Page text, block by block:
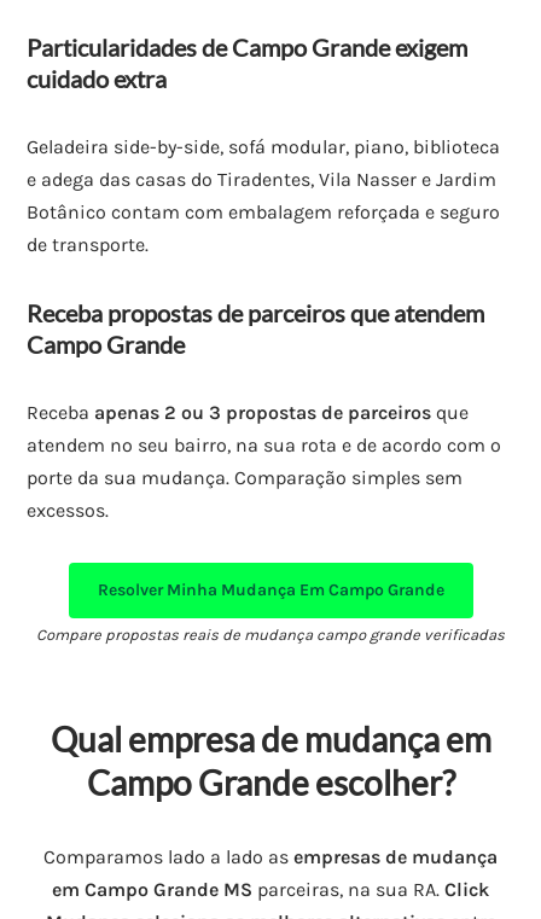
Particularidades de Campo Grande exigem
cuidado extra
Geladeira side-by-side, sofá modular, piano, biblioteca
e adega das casas do Tiradentes, Vila Nasser e Jardim
Botânico contam com embalagem reforçada e seguro
de transporte.
Receba propostas de parceiros que atendem
Campo Grande
Receba apenas 2 ou 3 propostas de parceirosque
atendem no seu bairro, na sua rota e de acordo com o
porte da sua mudança. Comparação simples sem
excessos.
Resolver Minha Mudança Em Campo Grande
Compare propostas reais de mudança campo grande verificadas
Qual empresa de mudança em
Campo Grande escolher?
Comparamos lado a lado as empresas de mudança
em Campo Grande MS parceiras, na sua RA. Click